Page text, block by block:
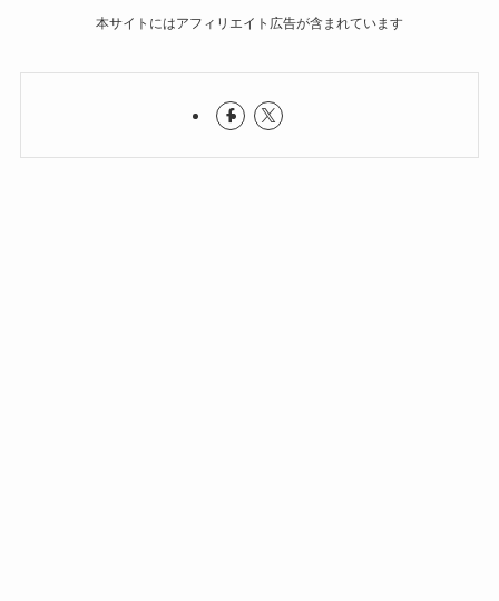
本サイトにはアフィリエイト広告が含まれています